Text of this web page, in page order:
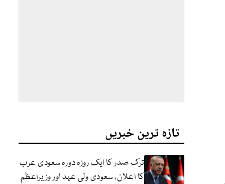
تازہ ترین خبریں
ترک صدر کا ایک روزہ دورہ سعودی عرب
کا اعلان، سعودی ولی عہد اور وزیراعظم